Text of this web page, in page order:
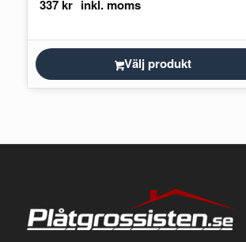
337kr
Välj produkt